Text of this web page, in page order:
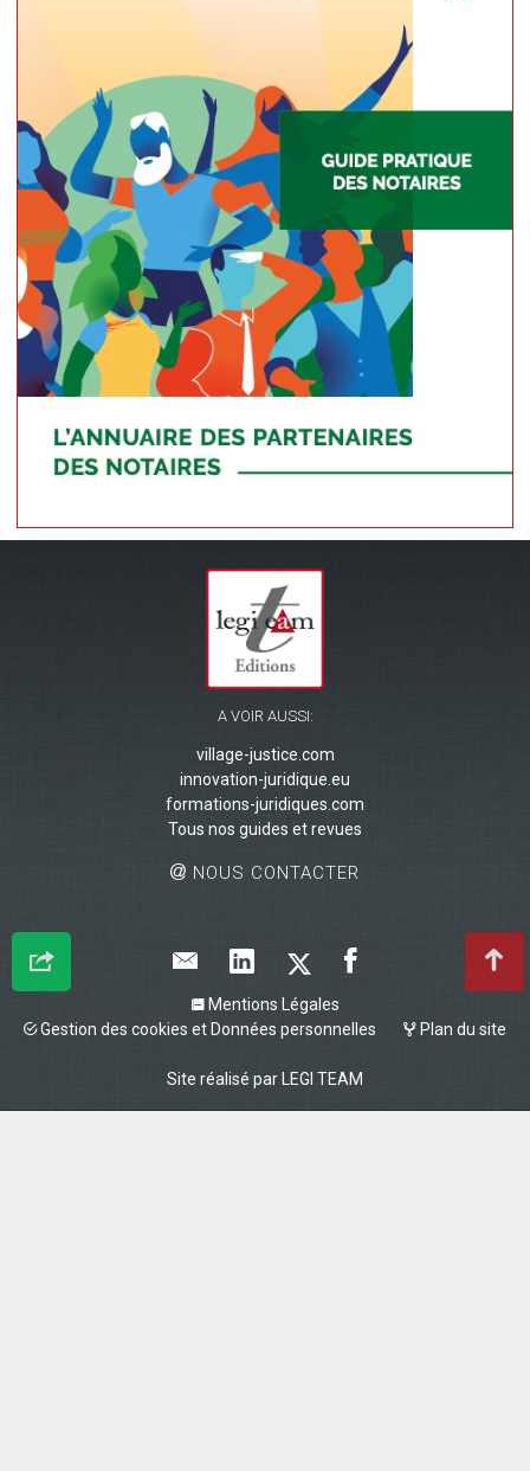
A VOIR AUSSI:
village-justice.com
innovation-juridique.eu
formations-juridiques.com
Tous nos guides et revues
NOUS CONTACTER
Mentions Légales
Gestion des cookies et Données personnelles
Plan du site
Site réalisé par LEGI TEAM